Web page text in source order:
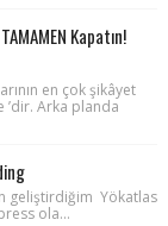
Kapatın!
en çok şikâyet
Arka planda
geliştirdiğim Yökatlas
ola...